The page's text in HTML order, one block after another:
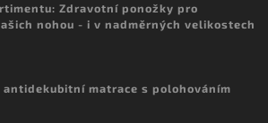
Zdravotní ponožky pro
nohou - i v nadměrných velikostech
antidekubitní matrace s polohováním